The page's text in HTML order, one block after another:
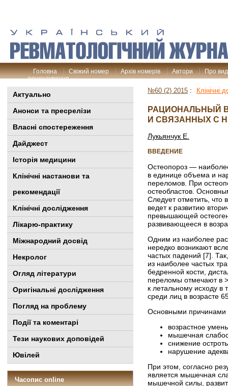
Головна Свіжий номер Архів номерів Автори
Про
рецензування
Актуально
Анонси та пресрелізи
Власні спостереження
Дайджест
Історія медицини
Клінiчні настанови та
рекомендації
Клінічні дослідження
Лікарю-практику
Міжнародний досвід
Некролог
Огляд літератури
Оригінальні дослідження
Погляд на проблему
Події та коментарі
Тези наукових доповідей
Ювілей
Часопис online
№60 (2) 2015 : Клінічні
РАЦИОНАЛЬНЫЙ
И СВЯЗАННЫХ С
Лукьянчук Е.
ВВЕДЕНИЕ
Остеопороз —
в единице объема и
переломов. При
остеобластов.
Следует отметить, что
ведет к развитию
превышающей
развивающееся в
Одним из наиболее
нередко возникают
частых падений [7].
из наиболее частых
бедренной кости,
переломы отмечают в
к летальному исходу в
среди лиц в возрасте
Основными причинами
возрастное
мышечная
снижение
нарушение
При этом, согласно
является мышечная
мышечной силы,